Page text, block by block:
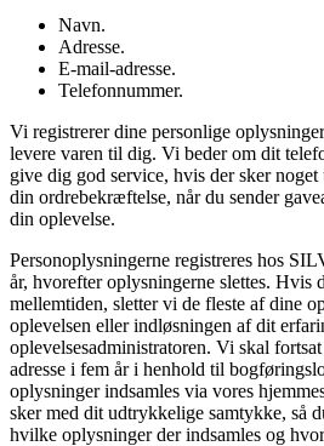
Navn.
Adresse.
E-mail-adresse.
Telefonnummer.
Vi registrerer dine personlige
levere varen til dig. Vi beder om dit
give dig god service, hvis der sker
din ordrebekræftelse, når du sender
din oplevelse.
Personoplysningerne registreres hos
år, hvorefter oplysningerne slettes. Hvis
mellemtiden, sletter vi de fleste af dine
oplevelsen eller indløsningen af dit
oplevelsesadministratoren. Vi skal
adresse i fem år i henhold til
oplysninger indsamles via vores
sker med dit udtrykkelige samtykke, så
hvilke oplysninger der indsamles og